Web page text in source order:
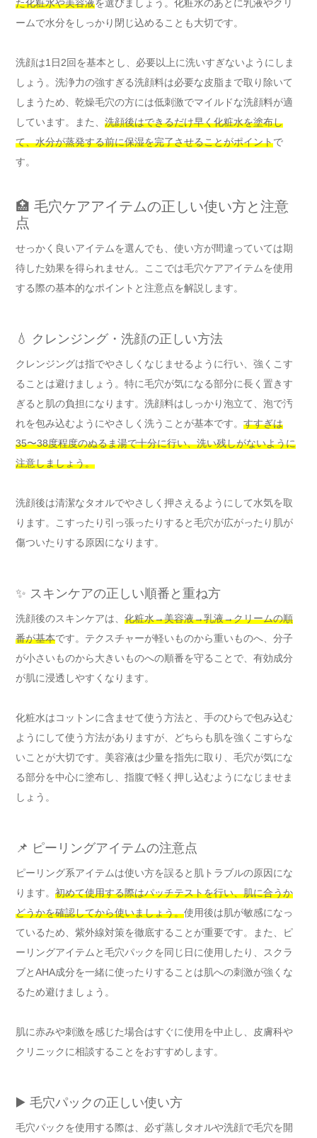
た化粧水や美容液を選びましょう。化粧水のあとに乳液やクリ
ームで水分をしっかり閉じ込めることも大切です。
洗顔は1日2回を基本とし、必要以上に洗いすぎないようにしま
しょう。洗浄力の強すぎる洗顔料は必要な皮脂まで取り除いて
しまうため、乾燥毛穴の方には低刺激でマイルドな洗顔料が適
しています。また、 洗顔後はできるだけ早く化粧水を塗布し
て、水分が蒸発する前に保湿を完了させることがポイントで
す。
🏥 毛穴ケアアイテムの正しい使い方と注意
点
せっかく良いアイテムを選んでも、使い方が間違っていては期
待した効果を得られません。ここでは毛穴ケアアイテムを使用
する際の基本的なポイントと注意点を解説します。
💧 クレンジング・洗顔の正しい方法
クレンジングは指でやさしくなじませるように行い、強くこす
ることは避けましょう。特に毛穴が気になる部分に長く置きす
ぎると肌の負担になります。洗顔料はしっかり泡立て、泡で汚
れを包み込むようにやさしく洗うことが基本です。 すすぎは
35〜38度程度のぬるま湯で十分に行い、洗い残しがないように
注意しましょう。
洗顔後は清潔なタオルでやさしく押さえるようにして水気を取
ります。こすったり引っ張ったりすると毛穴が広がったり肌が
傷ついたりする原因になります。
✨ スキンケアの正しい順番と重ね方
洗顔後のスキンケアは、 化粧水→美容液→乳液→クリームの順
番が基本です。テクスチャーが軽いものから重いものへ、分子
が小さいものから大きいものへの順番を守ることで、有効成分
が肌に浸透しやすくなります。
化粧水はコットンに含ませて使う方法と、手のひらで包み込む
ようにして使う方法がありますが、どちらも肌を強くこすらな
いことが大切です。美容液は少量を指先に取り、毛穴が気にな
る部分を中心に塗布し、指腹で軽く押し込むようになじませま
しょう。
📌 ピーリングアイテムの注意点
ピーリング系アイテムは使い方を誤ると肌トラブルの原因にな
ります。 初めて使用する際はパッチテストを行い、肌に合うか
どうかを確認してから使いましょう。使用後は肌が敏感になっ
ているため、紫外線対策を徹底することが重要です。また、ピ
ーリングアイテムと毛穴パックを同じ日に使用したり、スクラ
ブとAHA成分を一緒に使ったりすることは肌への刺激が強くな
るため避けましょう。
肌に赤みや刺激を感じた場合はすぐに使用を中止し、皮膚科や
クリニックに相談することをおすすめします。
▶️ 毛穴パックの正しい使い方
毛穴パックを使用する際は、必ず蒸しタオルや洗顔で毛穴を開